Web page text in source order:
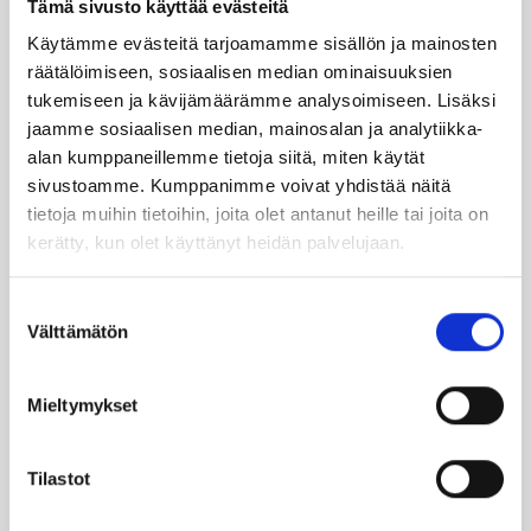
Tämä sivusto käyttää evästeitä
Käytämme evästeitä tarjoamamme sisällön ja mainosten
räätälöimiseen, sosiaalisen median ominaisuuksien
tukemiseen ja kävijämäärämme analysoimiseen. Lisäksi
jaamme sosiaalisen median, mainosalan ja analytiikka-
alan kumppaneillemme tietoja siitä, miten käytät
sivustoamme. Kumppanimme voivat yhdistää näitä
tietoja muihin tietoihin, joita olet antanut heille tai joita on
kerätty, kun olet käyttänyt heidän palvelujaan.
valinta
Välttämätön
Mieltymykset
Tilastot
TILAA UUTIS­KIR­JE
SUO­SIT­TE­LE KAVE­RIL­LE
Face­bookIns­ta­gram
Läm­möl­lä on ener­gia­te­hok­kuus­so­pi­mus
Höy­lä IV:n kulut­ta­ja­tie­do­tus­ka­na­va. Läm­
möl­lä-leh­ti uuti­soi ja taus­toit­taa ajan­koh­
tai­sia asioi­ta öljy­läm­mi­tyk­ses­tä ja laa­jem­